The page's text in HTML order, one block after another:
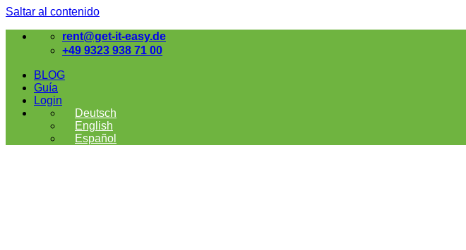
Saltar al contenido
rent@get-it-easy.de
+49 9323 938 71 00
BLOG
Guía
Login
Deutsch
English
Español